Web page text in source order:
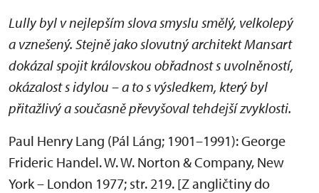
Lully byl v nejlepším slova smyslu smělý, velkolepý
a vznešený. Stejně jako slovutný architekt Mansart
dokázal spojit královskou obřadnost s uvolněností,
okázalost s idylou – a to s výsledkem, který byl
přitažlivý a současně převyšoval tehdejší zvyklosti.
Paul Henry Lang (Pál Láng; 1901–1991): George
Frideric Handel. W. W. Norton & Company, New
York – London 1977; str. 219. [Z angličtiny do